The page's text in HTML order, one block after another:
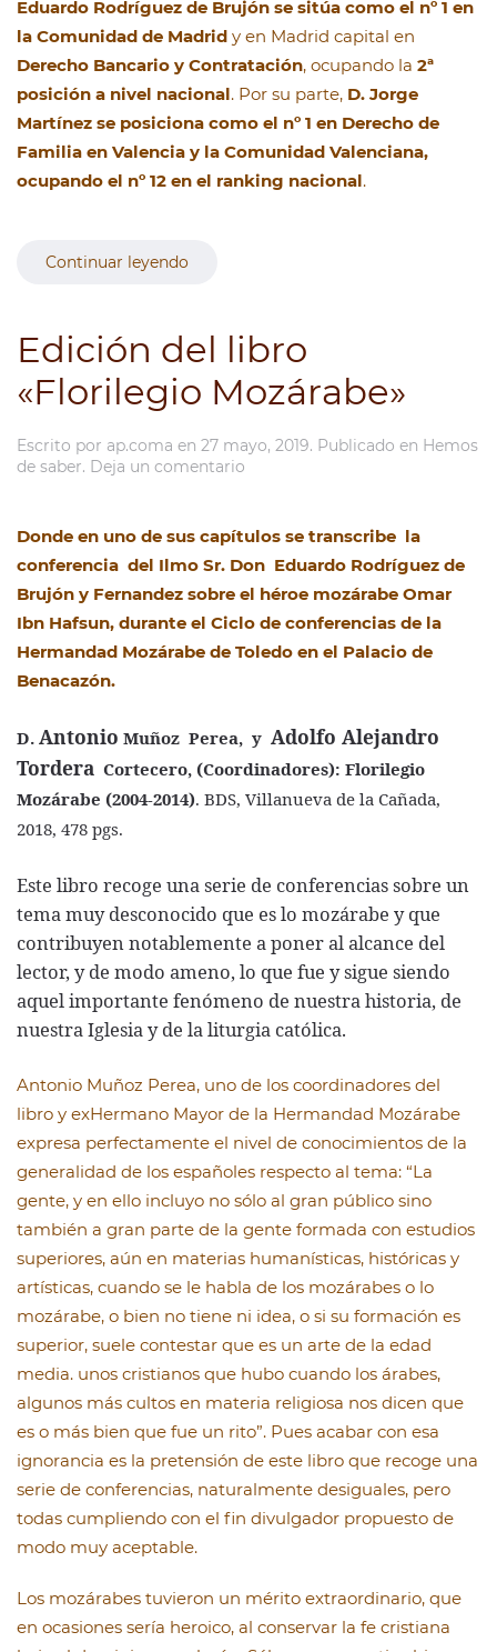
Eduardo Rodríguez de Brujón se sitúa como el nº 1 en
la Comunidad de Madrid y en Madrid capital en
Derecho Bancario y Contratación, ocupando la 2ª
posición a nivel nacional. Por su parte, D. Jorge
Martínez se posiciona como el nº 1 en Derecho de
Familia en Valencia y la Comunidad Valenciana,
ocupando el nº 12 en el ranking nacional.
Continuar leyendo
Edición del libro
«Florilegio Mozárabe»
Escrito por ap.coma en 27 mayo, 2019. Publicado en Hemos
de saber. Deja un comentario
Donde en uno de sus capítulos se transcribe la
conferencia del Ilmo Sr. Don Eduardo Rodríguez de
Brujón y Fernandez sobre el héroe mozárabe Omar
Ibn Hafsun, durante el Ciclo de conferencias de la
Hermandad Mozárabe de Toledo en el Palacio de
Benacazón.
D. Antonio Muñoz Perea, y Adolfo Alejandro
Tordera Cortecero, (Coordinadores): Florilegio
Mozárabe (2004-2014). BDS, Villanueva de la Cañada,
2018, 478 pgs.
Este libro recoge una serie de conferencias sobre un
tema muy desconocido que es lo mozárabe y que
contribuyen notablemente a poner al alcance del
lector, y de modo ameno, lo que fue y sigue siendo
aquel importante fenómeno de nuestra historia, de
nuestra Iglesia y de la liturgia católica.
Antonio Muñoz Perea, uno de los coordinadores del
libro y exHermano Mayor de la Hermandad Mozárabe
expresa perfectamente el nivel de conocimientos de la
generalidad de los españoles respecto al tema: “La
gente, y en ello incluyo no sólo al gran público sino
también a gran parte de la gente formada con estudios
superiores, aún en materias humanísticas, históricas y
artísticas, cuando se le habla de los mozárabes o lo
mozárabe, o bien no tiene ni idea, o si su formación es
superior, suele contestar que es un arte de la edad
media. unos cristianos que hubo cuando los árabes,
algunos más cultos en materia religiosa nos dicen que
es o más bien que fue un rito”. Pues acabar con esa
ignorancia es la pretensión de este libro que recoge una
serie de conferencias, naturalmente desiguales, pero
todas cumpliendo con el fin divulgador propuesto de
modo muy aceptable.
Los mozárabes tuvieron un mérito extraordinario, que
en ocasiones sería heroico, al conservar la fe cristiana